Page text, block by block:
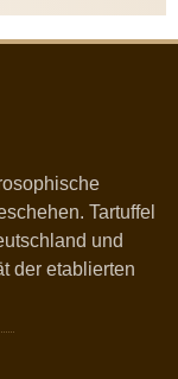
Tartuffel
und
der etablierten